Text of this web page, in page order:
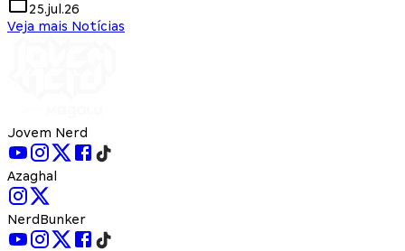
25.jul.26
Veja mais Notícias
Jovem Nerd
Azaghal
NerdBunker